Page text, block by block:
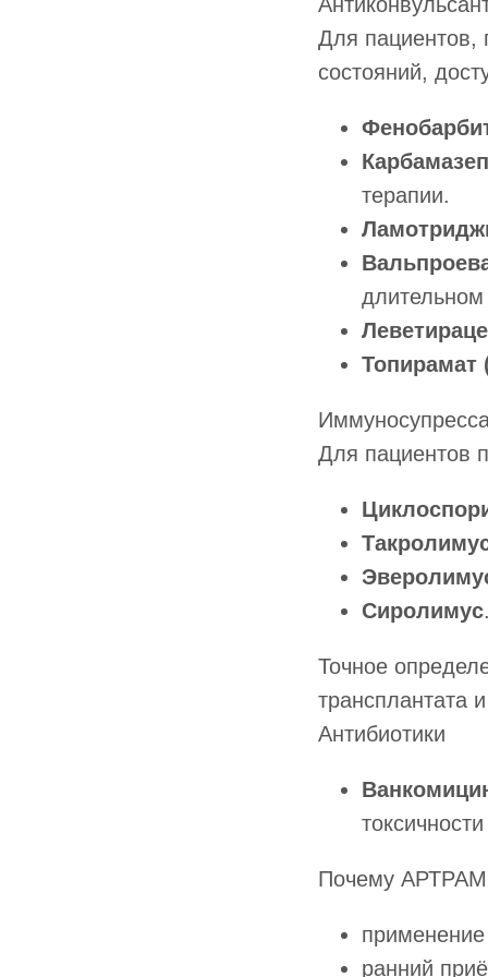
Для пациентов,
состояний,
терапии.
Топирамат
Для пациентов
Сиролимус
Точное
трансплантата
Антибиотики
Почему
ранний